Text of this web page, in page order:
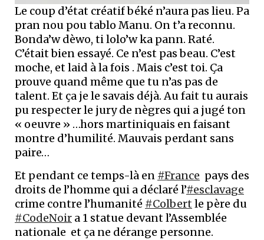
Le coup d’état créatif béké n’aura pas lieu. Pa
pran nou pou tablo Manu. On t’a reconnu.
Bonda’w dèwo, ti lolo’w ka pann. Raté.
C’était bien essayé. Ce n’est pas beau. C’est
moche, et laid à la fois . Mais c’est toi. Ça
prouve quand même que tu n’as pas de
talent. Et ça je le savais déjà. Au fait tu aurais
pu respecter le jury de nègres qui a jugé ton
« oeuvre » …hors martiniquais en faisant
montre d’humilité. Mauvais perdant sans
paire…
Et pendant ce temps-là en #France pays des
droits de l’homme qui a déclaré l’#esclavage
crime contre l’humanité #Colbert le père du
#CodeNoir a 1 statue devant l’Assemblée
nationale et ça ne dérange personne.